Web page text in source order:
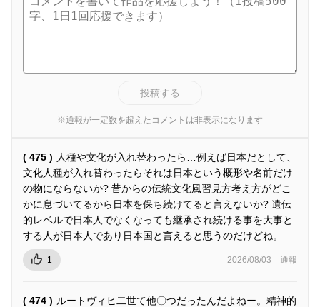
投稿する
※通報が一定数を超えたコメントは非表示になります
( 475 ) 人種や文化が入れ替わったら…例えば日本だとして、
文化人種が入れ替わったらそれは日本という概形や名前だけ
の物にならないか? 昔からの伝統文化風習見方考え方がどこ
かに息づいてるから日本を保ち続けてると言えないか? 遺伝
的レベルで日本人でなくなっても継承され続ける事を大事と
する人が日本人であり日本国と言えると思うのだけどね。
1 2026/08/03 通報
( 474 ) ルートヴィヒ二世て他〇つだったんだよねー。精神的